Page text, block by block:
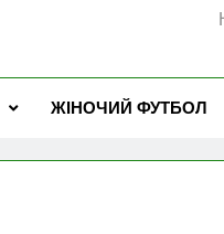
ЖІНОЧИЙ ФУТБОЛ